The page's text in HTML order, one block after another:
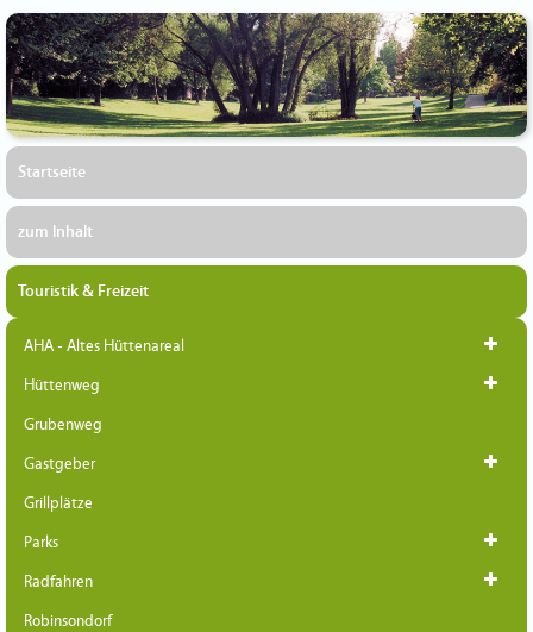
Startseite
zum Inhalt
Touristik & Freizeit
AHA - Altes Hüttenareal
Hüttenweg
Grubenweg
Gastgeber
Grillplätze
Parks
Radfahren
Robinsondorf